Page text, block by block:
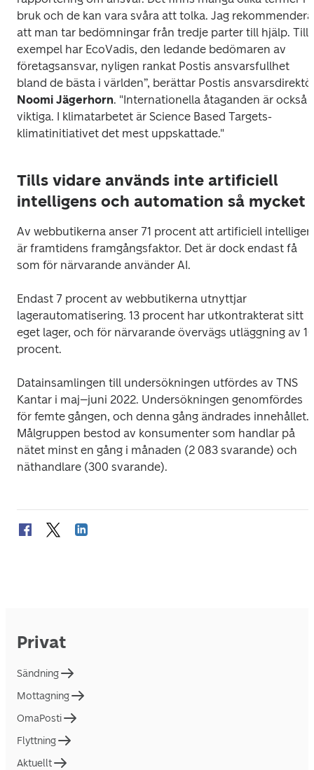
bruk och de kan vara svåra att tolka. Jag
att man tar bedömningar från tredje parter till hjälp. Till
exempel har EcoVadis, den ledande bedömaren av
företagsansvar, nyligen rankat Postis ansvarsfullhet
Noomi Jägerhorn. "Internationella åtaganden är också
viktiga. I klimatarbetet är Science Based Targets-
klimatinitiativet det mest uppskattade."
Tills vidare används inte artificiell
intelligens och automation så mycket
Av webbutikerna anser 71 procent att artificiell
är framtidens framgångsfaktor. Det är dock endast få
som för närvarande använder AI.
Endast 7 procent av webbutikerna utnyttjar
lagerautomatisering. 13 procent har utkontrakterat sitt
eget lager, och för närvarande övervägs utläggning av 10
procent.
Datainsamlingen till undersökningen utfördes av TNS
Kantar i maj–juni 2022. Undersökningen genomfördes
för femte gången, och denna gång ändrades innehållet.
Målgruppen bestod av konsumenter som handlar på
nätet minst en gång i månaden (2 083 svarande) och
näthandlare (300 svarande).
Privat
Sändning
Mottagning
OmaPosti
Flyttning
Aktuellt